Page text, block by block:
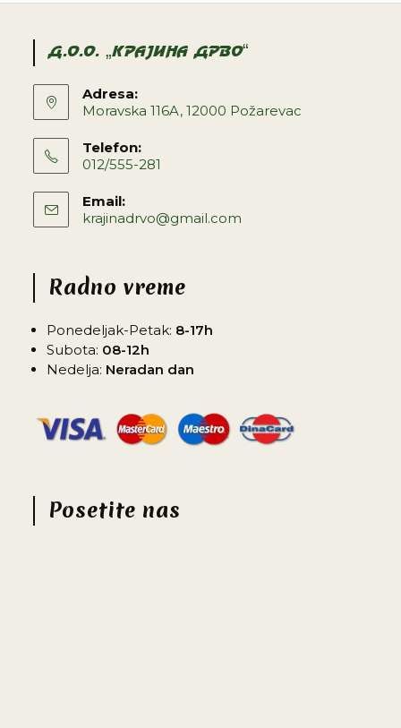
D.O.O. „KRAJINA DRVO“
Adresa:
Moravska 116A, 12000 Požarevac
Telefon:
012/555-281
Email:
krajinadrvo@gmail.com
Radno vreme
Ponedeljak-Petak: 8-17h
Subota: 08-12h
Nedelja: Neradan dan
Posetite nas